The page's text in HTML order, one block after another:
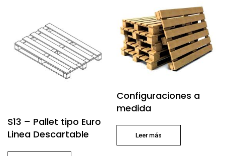
S13 – Pallet tipo Euro
Linea Descartable
Configuraciones a
medida
Leer más